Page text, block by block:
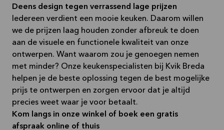
Deens design tegen verrassend lage prijzen
Iedereen verdient een mooie keuken. Daarom willen
we de prijzen laag houden zonder afbreuk te doen
aan de visuele en functionele kwaliteit van onze
ontwerpen. Want waarom zou je genoegen nemen
met minder? Onze keukenspecialisten bij Kvik Breda
helpen je de beste oplossing tegen de best mogelijke
prijs te ontwerpen en zorgen ervoor dat je altijd
precies weet waar je voor betaalt.
Kom langs in onze winkel of boek een gratis
afspraak online of thuis